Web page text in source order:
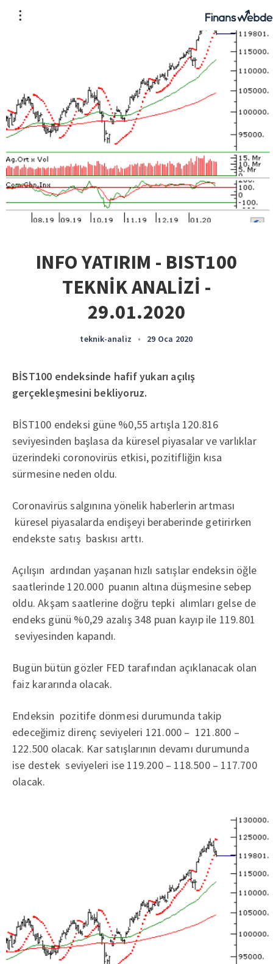
INFO YATIRIM - BIST100
TEKNİK ANALİZİ -
29.01.2020
teknik-analiz • 29 Oca 2020
BİST100 endeksinde hafif yukarı açılış
gerçekleşmesini bekliyoruz.
BİST100 endeksi güne %0,55 artışla 120.816
seviyesinden başlasa da küresel piyasalar ve varlıklar
üzerindeki coronovirüs etkisi, pozitifliğin kısa
sürmesine neden oldu.
Coronavirüs salgınına yönelik haberlerin artması
küresel piyasalarda endişeyi beraberinde getirirken
endekste satış baskısı arttı.
Açılışın ardından yaşanan hızlı satışlar endeksin öğle
saatlerinde 120.000 puanın altına düşmesine sebep
oldu. Akşam saatlerine doğru tepki alımları gelse de
endeks günü %0,29 azalış 348 puan kayıp ile 119.801
seviyesinden kapandı.
Bugün bütün gözler FED tarafından açıklanacak olan
faiz kararında olacak.
Endeksin pozitife dönmesi durumunda takip
edeceğimiz direnç seviyeleri 121.000 – 121.800 –
122.500 olacak. Kar satışlarının devamı durumunda
ise destek seviyeleri ise 119.200 – 118.500 – 117.700
olacak.